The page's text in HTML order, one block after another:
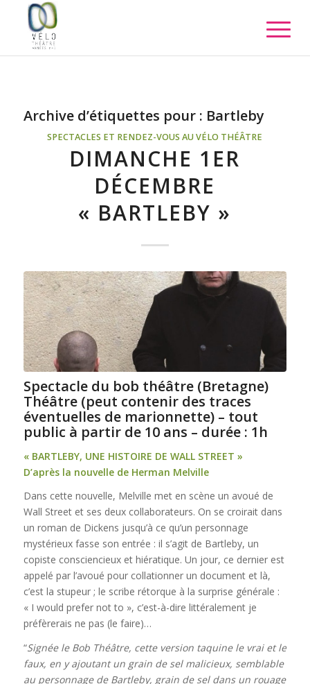
Archive d’étiquettes pour : Bartleby
SPECTACLES ET RENDEZ-VOUS AU VÉLO THÉÂTRE
DIMANCHE 1ER
DÉCEMBRE
« BARTLEBY »
Spectacle du bob théâtre (Bretagne)
Théâtre (peut contenir des traces
éventuelles de marionnette) – tout
public à partir de 10 ans – durée : 1h
« BARTLEBY, UNE HISTOIRE DE WALL STREET »
D’après la nouvelle de Herman Melville
Dans cette nouvelle, Melville met en scène un avoué de
Wall Street et ses deux collaborateurs. On se croirait dans
un roman de Dickens jusqu’à ce qu’un personnage
mystérieux fasse son entrée : il s’agit de Bartleby, un
copiste consciencieux et hiératique. Un jour, ce dernier est
appelé par l’avoué pour collationner un document et là,
c’est la stupeur ; le scribe rétorque à la surprise générale :
« I would prefer not to », c’est-à-dire littéralement je
préfèrerais ne pas (le faire)…
“Signée le Bob Théâtre, cette version taquine le vrai et le
faux, en y ajoutant un grain de sel malicieux, semblable
au personnage de Bartleby, grain de sel dans un rouage